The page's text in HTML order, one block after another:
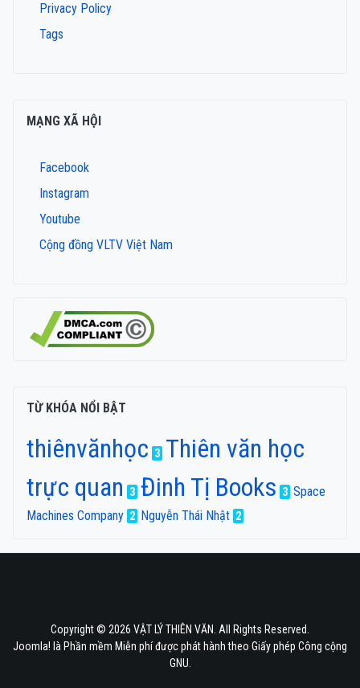
Privacy Policy
Tags
MẠNG XÃ HỘI
Facebook
Instagram
Youtube
Cộng đồng VLTV Việt Nam
TỪ KHÓA NỔI BẬT
thiênvănhọc 3 Thiên văn học
trực quan
3 Đinh Tị Books 3 Space
Machines Company 2 Nguyễn Thái Nhật 2
Copyright © 2026 VẬT LÝ THIÊN VĂN. All Rights Reserved.
Joomla! là Phần mềm Miễn phí được phát hành theo Giấy phép Công cộng
GNU.